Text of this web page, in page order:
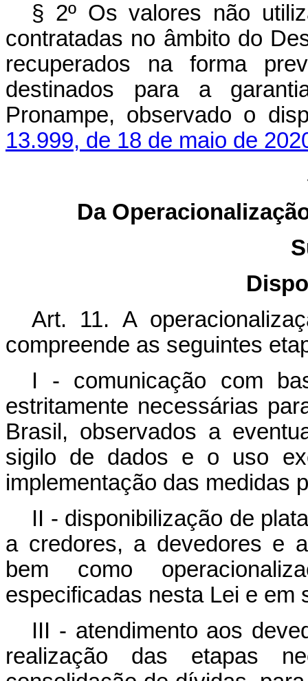
§ 2º Os valores não
contratadas no âmbito do
recuperados na forma
destinados para a
Pronampe, observado o
13.999, de 18 de maio de
Da
Art. 11. A
compreende as seguintes
I - comunicação com
estritamente necessárias
Brasil, observados a
sigilo de dados e o uso
implementação das medidas
II - disponibilização de
a credores, a devedores e
bem como
especificadas nesta Lei e em
III - atendimento aos
realização das etapas